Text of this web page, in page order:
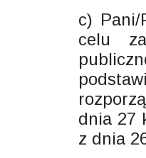
c) Pani/
celu
dnia 27
z dnia